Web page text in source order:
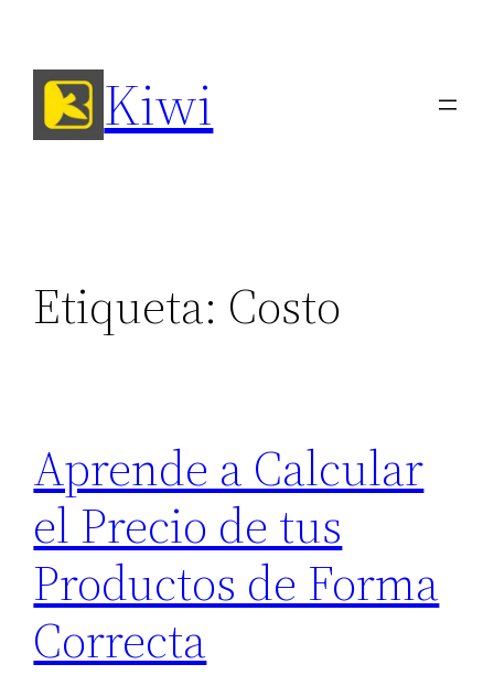
contenido Kiwi
Etiqueta: Costo
Aprende a Calcular
el Precio de tus
Productos de Forma
Correcta